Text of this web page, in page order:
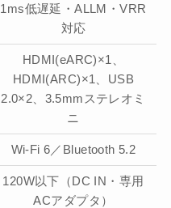
1ms低遅延・ALLM・VRR
対応
HDMI(eARC)×1、
HDMI(ARC)×1、USB
2.0×2、3.5mmステレオミ
ニ
Wi-Fi 6／Bluetooth 5.2
120W以下（DC IN・専用
ACアダプタ）